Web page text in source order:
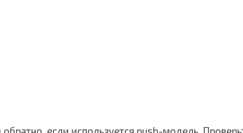
если используется push-модель.